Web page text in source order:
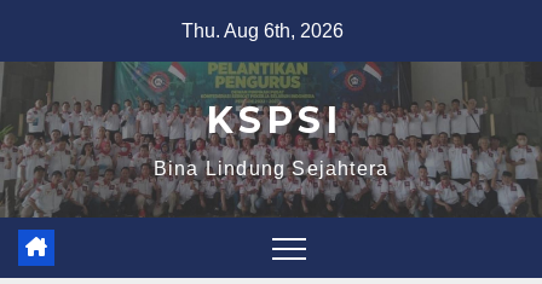
Thu. Aug 6th, 2026
K S P S I
Bina Lindung Sejahtera